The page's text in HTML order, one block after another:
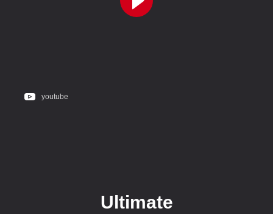
youtube
Ultimate